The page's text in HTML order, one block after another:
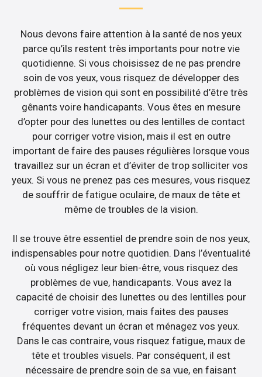
Nous devons faire attention à la santé de nos yeux
parce qu’ils restent très importants pour notre vie
quotidienne. Si vous choisissez de ne pas prendre
soin de vos yeux, vous risquez de développer des
problèmes de vision qui sont en possibilité d’être très
gênants voire handicapants. Vous êtes en mesure
d’opter pour des lunettes ou des lentilles de contact
pour corriger votre vision, mais il est en outre
important de faire des pauses régulières lorsque vous
travaillez sur un écran et d’éviter de trop solliciter vos
yeux. Si vous ne prenez pas ces mesures, vous risquez
de souffrir de fatigue oculaire, de maux de tête et
même de troubles de la vision.
Il se trouve être essentiel de prendre soin de nos yeux,
indispensables pour notre quotidien. Dans l’éventualité
où vous négligez leur bien-être, vous risquez des
problèmes de vue, handicapants. Vous avez la
capacité de choisir des lunettes ou des lentilles pour
corriger votre vision, mais faites des pauses
fréquentes devant un écran et ménagez vos yeux.
Dans le cas contraire, vous risquez fatigue, maux de
tête et troubles visuels. Par conséquent, il est
nécessaire de prendre soin de sa vue, en faisant